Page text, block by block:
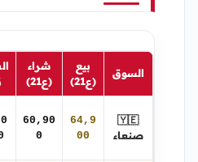
السوق
بيع
(ع21)
شراء
(ع21)
🇾🇪
صنعاء
64,9
00
60,90
0